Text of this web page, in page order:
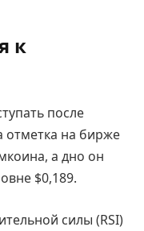
к
после
отметка на бирже
а дно он
$0,189.
силы (RSI)